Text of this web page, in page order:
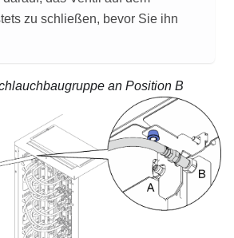
zu schließen, bevor Sie ihn
an Position B